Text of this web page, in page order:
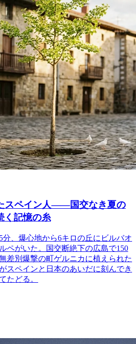
スペイン人――国交なき夏の
く記憶の糸
分、爆心地から6キロの丘にビルバオ
ペがいた。国交断絶下の広島で150
差別爆撃の町ゲルニカに植えられた
スペインと日本のあいだに刻んでき
たどる。